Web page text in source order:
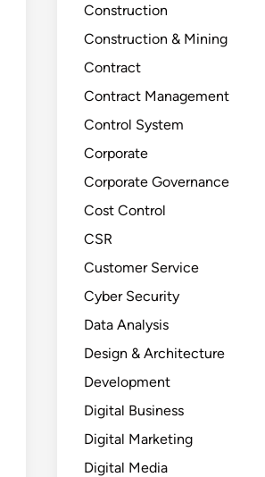
Construction
Construction & Mining
Contract
Contract Management
Control System
Corporate
Corporate Governance
Cost Control
CSR
Customer Service
Cyber Security
Data Analysis
Design & Architecture
Development
Digital Business
Digital Marketing
Digital Media